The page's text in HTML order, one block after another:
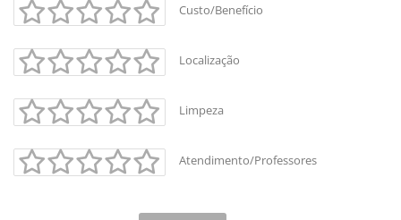
Custo/Benefício
Localização
Limpeza
Atendimento/Professores